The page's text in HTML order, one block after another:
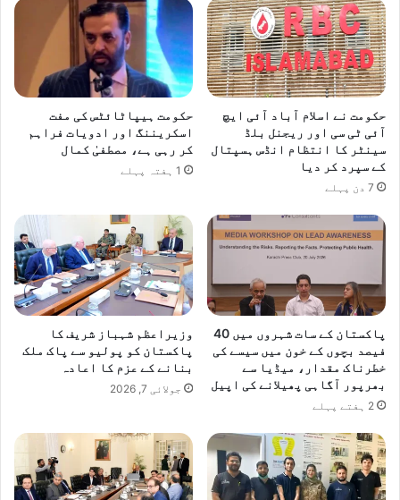
حکومت نے اسلام آباد آئی ایچ
آئی ٹی سی اور ریجنل بلڈ
سینٹر کا انتظام انڈس ہسپتال
کے سپرد کر دیا
7 دن پہلے
حکومت ہیپاٹائٹس کی مفت
اسکریننگ اور ادویات فراہم
کر رہی ہے، مصطفیٰ کمال
1 ہفتہ پہلے
پاکستان کے سات شہروں میں 40
فیصد بچوں کے خون میں سیسے کی
خطرناک مقدار، میڈیا سے
بھرپور آگاہی پھیلانے کی اپیل
2 ہفتے پہلے
وزیراعظم شہباز شریف کا
پاکستان کو پولیو سے پاک ملک
بنانے کے عزم کا اعادہ
جولائی 7, 2026